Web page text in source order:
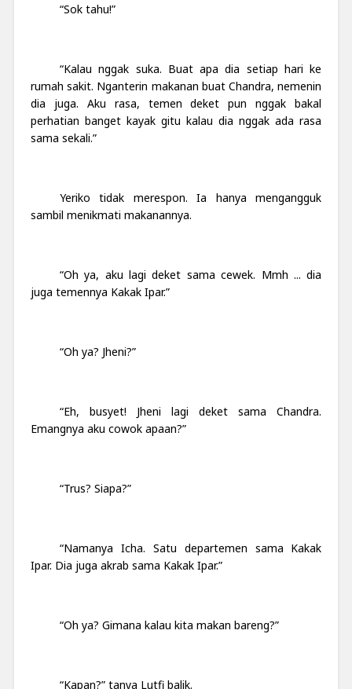
“Sok tahu!”
“Kalau nggak suka. Buat apa dia setiap hari ke
rumah sakit. Nganterin makanan buat Chandra, nemenin
dia juga. Aku rasa, temen deket pun nggak bakal
perhatian banget kayak gitu kalau dia nggak ada rasa
sama sekali.”
Yeriko tidak merespon. Ia hanya mengangguk
sambil menikmati makanannya.
“Oh ya, aku lagi deket sama cewek. Mmh ... dia
juga temennya Kakak Ipar.”
“Oh ya? Jheni?”
“Eh, busyet! Jheni lagi deket sama Chandra.
Emangnya aku cowok apaan?”
“Trus? Siapa?”
“Namanya Icha. Satu departemen sama Kakak
Ipar. Dia juga akrab sama Kakak Ipar.”
“Oh ya? Gimana kalau kita makan bareng?”
“Kapan?” tanya Lutfi balik.